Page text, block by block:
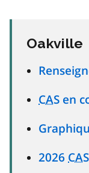
Oakville
CAS en
2026 CAS